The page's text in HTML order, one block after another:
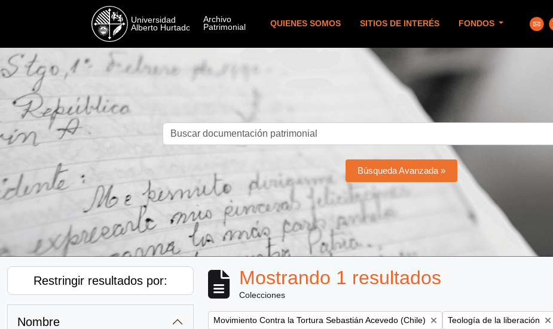
QUIENES SOMOS SITIOS DE INTERÉS FONDOS
Búsqueda Avanzada »
Restringir resultados por:
Nombre
Mostrando 1 resultados
Colecciones
Remove filter:
Movimiento Contra la Tortura Sebastián Acevedo (Chile) Remove filter:
Teología de la liberación